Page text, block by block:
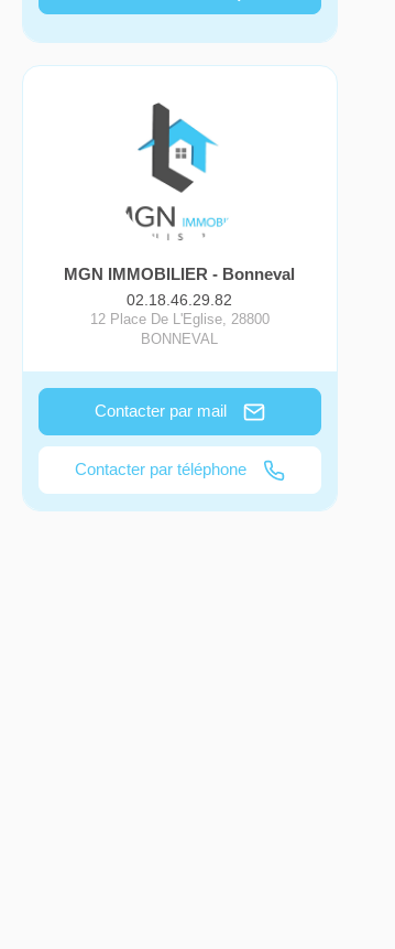
MGN IMMOBILIER - Bonneval
02.18.46.29.82
12 Place De L'Eglise, 28800
BONNEVAL
Contacter par mail
Contacter par téléphone